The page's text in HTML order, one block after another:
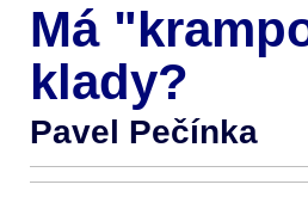
Má
klady?
Pavel Pečínka